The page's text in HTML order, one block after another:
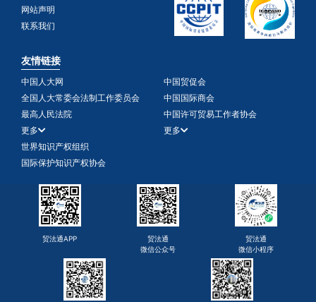
网站声明
联系我们
友情链接
中国人大网
全国人大常委会法制工作委员会
最高人民法院
更多
中国贸促会
中国国际商会
中国许可贸易工作者协会
更多
世界知识产权组织
国际保护知识产权协会
贸法通APP
贸法通
微信公众号
贸法通
微信小程序